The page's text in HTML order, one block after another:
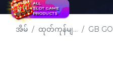
ALL
SLOT GAME
PRODUCTS
အိမ် ထုတ်ကုန်မျ... GB